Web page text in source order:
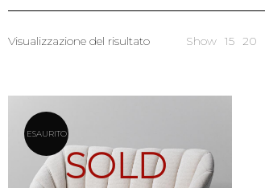
Visualizzazione del risultato Show 15 20
SOLD
ESAURITO